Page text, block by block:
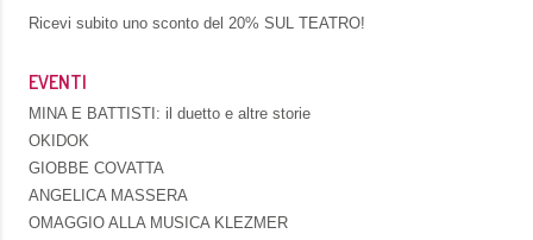
Ricevi subito uno sconto del 20% SUL TEATRO!
EVENTI
MINA E BATTISTI: il duetto e altre storie
OKIDOK
GIOBBE COVATTA
ANGELICA MASSERA
OMAGGIO ALLA MUSICA KLEZMER